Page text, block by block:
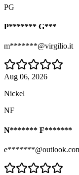
PG
P******* G***
m*******@virgilio.it
Aug 06, 2026
Nickel
NF
N******* F*******